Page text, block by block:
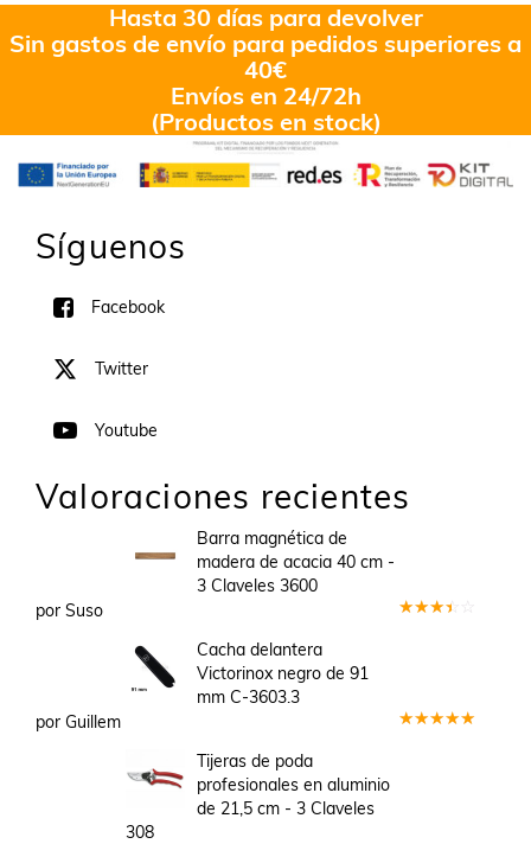
Hasta 30 días para devolver
Sin gastos de envío para pedidos superiores a
40€
Envíos en 24/72h
(Productos en stock)
Síguenos
Facebook
Twitter
Youtube
Valoraciones recientes
Barra magnética de
madera de acacia 40 cm -
3 Claveles 3600
por Suso
Cacha delantera
Victorinox negro de 91
mm C-3603.3
por Guillem
Tijeras de poda
profesionales en aluminio
de 21,5 cm - 3 Claveles
308